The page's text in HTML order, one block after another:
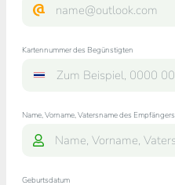
Kartennummer des Begünstigten
Name, Vorname, Vatersname des Empfängers
Geburtsdatum